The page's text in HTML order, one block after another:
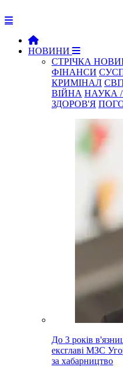
НОВИНИ
СТРІЧКА
ФІНАНСИ
КРИМІНАЛ
ВІЙНА НАУКА
ЗДОРОВ'Я
До 3 років
ексглаві МЗС
за хабарництво